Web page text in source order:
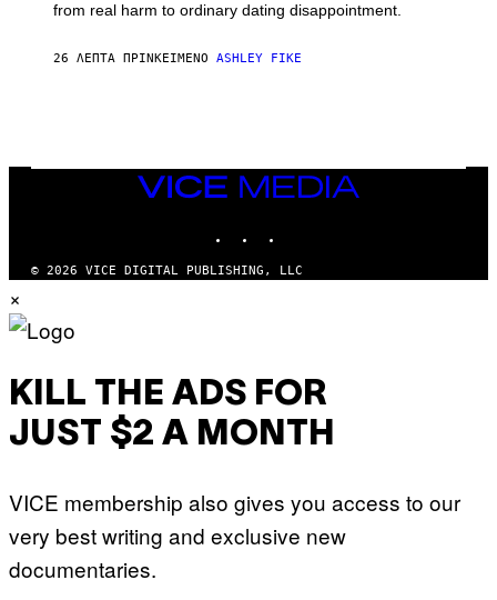
from real harm to ordinary dating disappointment.
26 ΛΕΠΤΆ ΠΡΙΝ ΚΕΊΜΕΝΟ ASHLEY FIKE
VICE
MEDIA
© 2026 VICE DIGITAL PUBLISHING, LLC
×
KILL THE ADS FOR
JUST $2 A MONTH
VICE membership also gives you access to our
very best writing and exclusive new
documentaries.